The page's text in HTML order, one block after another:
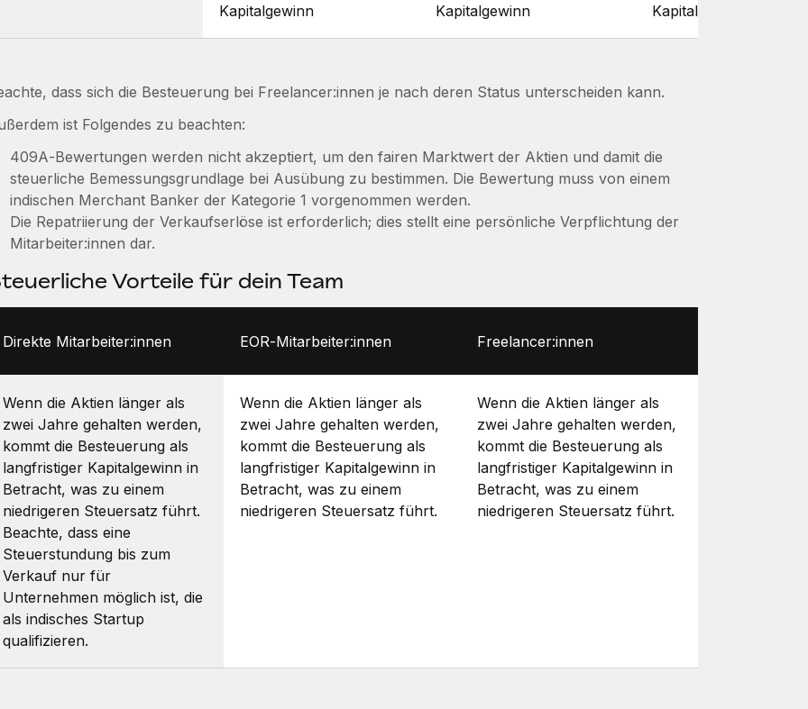
Kapitalgewinn
Kapitalgewinn
Kapitalgewinn
dass sich die Besteuerung bei Freelancer:innen je nach deren Status unterscheiden kann.
ist Folgendes zu beachten:
409A‑Bewertungen werden nicht akzeptiert, um den fairen Marktwert der Aktien und damit die
steuerliche Bemessungsgrundlage bei Ausübung zu bestimmen. Die Bewertung muss von einem
indischen Merchant Banker der Kategorie 1 vorgenommen werden.
Die Repatriierung der Verkaufserlöse ist erforderlich; dies stellt eine persönliche Verpflichtung der
Mitarbeiter:innen dar.
Vorteile für dein Team
Direkte Mitarbeiter:innen EOR‑Mitarbeiter:innen Freelancer:innen
Wenn die Aktien länger als
zwei Jahre gehalten werden,
kommt die Besteuerung als
langfristiger Kapitalgewinn in
Betracht, was zu einem
niedrigeren Steuersatz führt.
Beachte, dass eine
Steuerstundung bis zum
Verkauf nur für
Unternehmen möglich ist, die
als indisches Startup
qualifizieren.
Wenn die Aktien länger als
zwei Jahre gehalten werden,
kommt die Besteuerung als
langfristiger Kapitalgewinn in
Betracht, was zu einem
niedrigeren Steuersatz führt.
Wenn die Aktien länger als
zwei Jahre gehalten werden,
kommt die Besteuerung als
langfristiger Kapitalgewinn in
Betracht, was zu einem
niedrigeren Steuersatz führt.